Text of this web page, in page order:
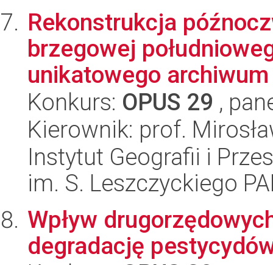
Rekonstrukcja
brzegowej
unikatowego
Konkurs: OPUS 29 ,
Kierownik: prof.
Instytut Geografii i
im. S. Leszczyckiego
Wpływ
degradację